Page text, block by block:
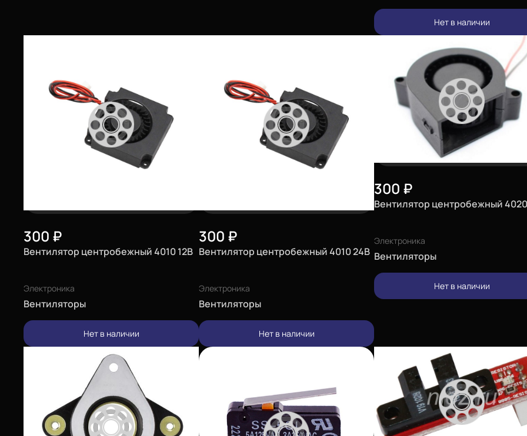
Нет в наличии
300 ₽
Вентилятор центробежный 4010 12В
Электроника
Вентиляторы
Нет в наличии
300 ₽
Вентилятор центробежный 4010 24В
Электроника
Вентиляторы
Нет в наличии
300 ₽
Вентилятор центробежный
Электроника
Вентиляторы
Нет в наличии